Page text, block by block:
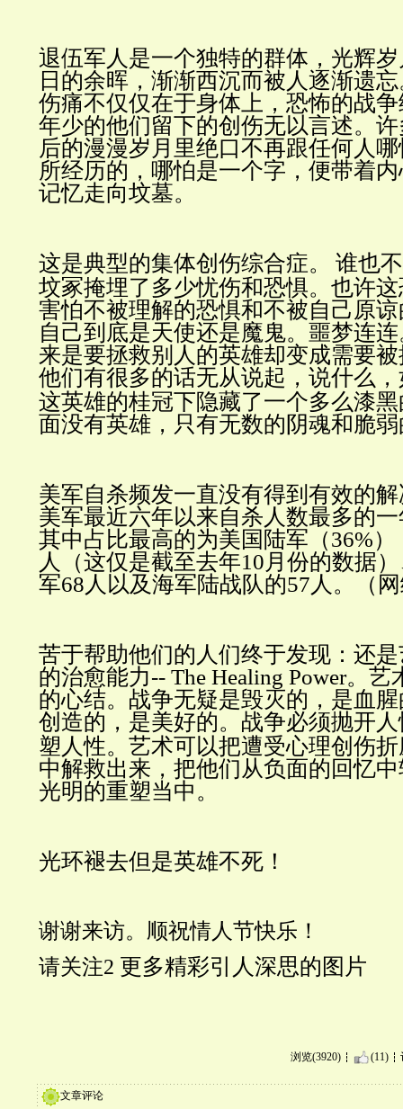
退伍军人是一个独特的群体，光辉
日的余晖，渐渐西沉而被人逐渐遗
伤痛不仅仅在于身体上，恐怖的战
年少的他们留下的创伤无以言述。
后的漫漫岁月里绝口不再跟任何人
所经历的，哪怕是一个字，便带着
记忆走向坟墓。
这是典型的集体创伤综合症。
谁也
坟冢掩埋了多少忧伤和恐惧。也许
害怕不被理解的恐惧和不被自己原
自己到底是天使还是魔鬼。噩梦连
来是要拯救别人的英雄却变成需要
他们有很多的话无从说起，说什么
这英雄的桂冠下隐藏了一个多么漆
面没有英雄，只有无数的阴魂和脆
美军自杀频发一直没有得到有效的解
美军最近六年以来自杀人数最多的
其中占比最高的为美国陆军（36%
人（这仅是截至去年10月份的数据
军68人以及海军陆战队的57人。（
苦于帮助他们的人们终于发现：还
的治愈能力-- The Healing Power。艺
的心结。战争无疑是毁灭的，是血
创造的，是美好的。战争必须抛开
塑人性。艺术可以把遭受心理创伤
中解救出来，把他们从负面的回忆
光明的重塑当中。
光环褪去但是英雄不死！
谢谢来访。顺祝情人节快乐！
请关注2 更多精彩引人深思的图片
浏览(3920) (11)
文章评论